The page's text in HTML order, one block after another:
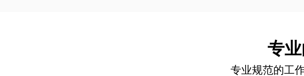
专
专业规范的工